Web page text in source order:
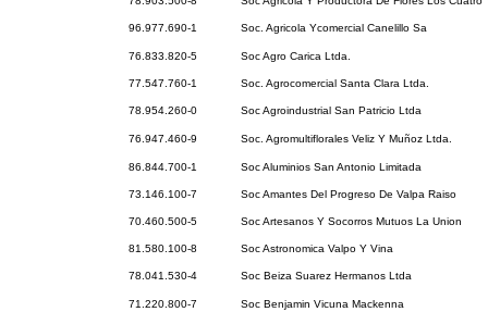
96.977.690-1 Soc. Agricola Ycomercial Canelillo Sa
76.833.820-5 Soc Agro Carica Ltda.
77.547.760-1 Soc. Agrocomercial Santa Clara Ltda.
78.954.260-0 Soc Agroindustrial San Patricio Ltda
76.947.460-9 Soc. Agromultiflorales Veliz Y Muñoz Ltda.
86.844.700-1 Soc Aluminios San Antonio Limitada
73.146.100-7 Soc Amantes Del Progreso De Valpa Raiso
70.460.500-5 Soc Artesanos Y Socorros Mutuos La Union
81.580.100-8 Soc Astronomica Valpo Y Vina
78.041.530-4 Soc Beiza Suarez Hermanos Ltda
71.220.800-7 Soc Benjamin Vicuna Mackenna